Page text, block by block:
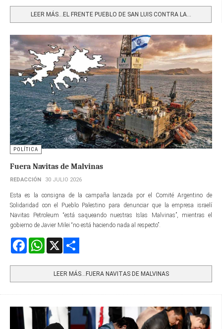
LEER MÁS…EL FRENTE PUEBLO DE SAN LUIS CONTRA LA...
POLÍTICA
Fuera Navitas de Malvinas
REDACCIÓN 30 JULIO 2026
Esta es la consigna de la campaña lanzada por el Comité Argentino de
Solidaridad con el Pueblo Palestino para denunciar que la empresa israelí
Navitas Petroleum “está saqueando nuestras Islas Malvinas”, mientras el
gobierno de Javier Milei “no está haciendo nada al respecto”.
FacebookWhatsApp
LEER MÁS…FUERA NAVITAS DE MALVINAS